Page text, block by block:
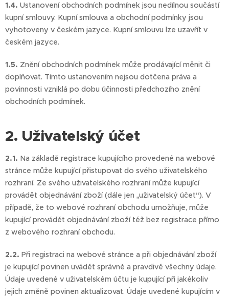
1.4. Ustanovení obchodních podmínek jsou nedílnou součástí
kupní smlouvy. Kupní smlouva a obchodní podmínky jsou
vyhotoveny v českém jazyce. Kupní smlouvu lze uzavřít v
českém jazyce.
1.5. Znění obchodních podmínek může prodávající měnit či
doplňovat. Tímto ustanovením nejsou dotčena práva a
povinnosti vzniklá po dobu účinnosti předchozího znění
obchodních podmínek.
2. Uživatelský účet
2.1. Na základě registrace kupujícího provedené na webové
stránce může kupující přistupovat do svého uživatelského
rozhraní. Ze svého uživatelského rozhraní může kupující
provádět objednávání zboží (dále jen „uživatelský účet“). V
případě, že to webové rozhraní obchodu umožňuje, může
kupující provádět objednávání zboží též bez registrace přímo
z webového rozhraní obchodu.
2.2. Při registraci na webové stránce a při objednávání zboží
je kupující povinen uvádět správně a pravdivě všechny údaje.
Údaje uvedené v uživatelském účtu je kupující při jakékoliv
jejich změně povinen aktualizovat. Údaje uvedené kupujícím v